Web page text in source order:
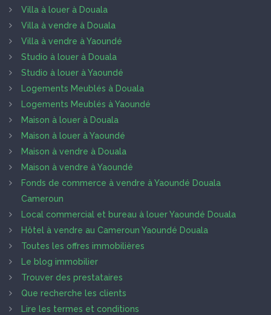
Villa à louer à Douala
Villa à vendre à Douala
Villa à vendre à Yaoundé
Studio à louer à Douala
Studio à louer à Yaoundé
Logements Meublés à Douala
Logements Meublés à Yaoundé
Maison à louer à Douala
Maison à louer à Yaoundé
Maison à vendre à Douala
Maison à vendre à Yaoundé
Fonds de commerce à vendre à Yaoundé Douala
Cameroun
Local commercial et bureau à louer Yaoundé Douala
Hôtel à vendre au Cameroun Yaoundé Douala
Toutes les offres immobilières
Le blog immobilier
Trouver des prestataires
Que recherche les clients
Lire les termes et conditions